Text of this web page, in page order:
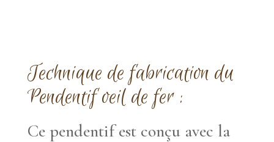
Technique de fabrication du
Pendentif oeil de fer :
Ce pendentif est conçu avec la